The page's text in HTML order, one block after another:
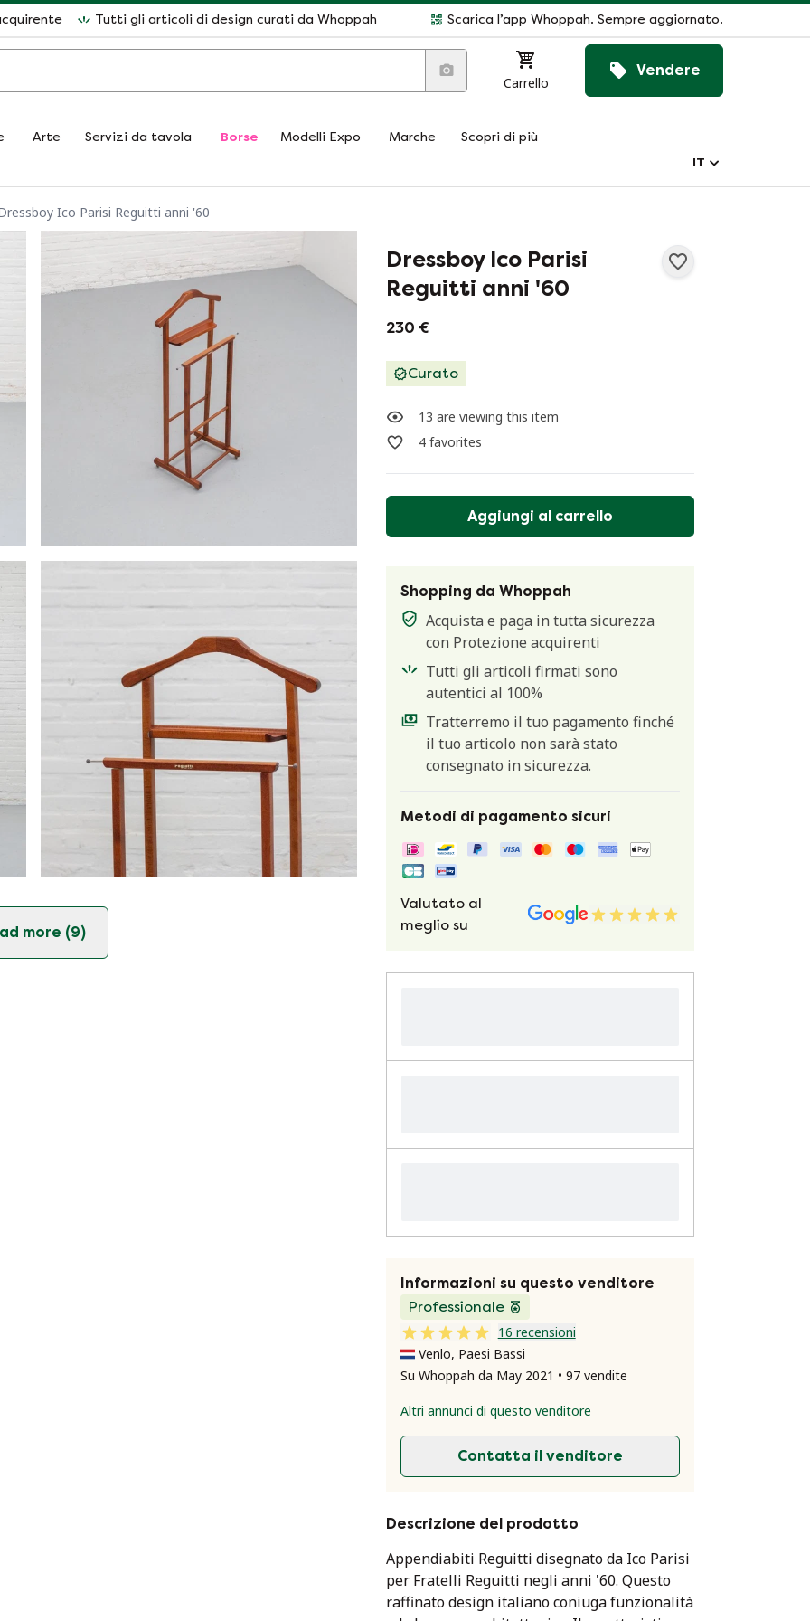
Tutti gli articoli di design curati da Whoppah Scarica l’app Whoppah. Sempre aggiornato.
Carrello
Vendere
Arte Servizi da tavola Borse Modelli Expo Marche
Scopri di più
IT
Ico Parisi Reguitti anni '60
more (9)
Dressboy Ico Parisi
Reguitti anni '60
230 €
Curato
13 are viewing this item
4 favorites
Aggiungi al carrello
Shopping da Whoppah
Acquista e paga in tutta sicurezza
con Protezione acquirenti
Tutti gli articoli firmati sono
autentici al 100%
Tratterremo il tuo pagamento finché
il tuo articolo non sarà stato
consegnato in sicurezza.
Metodi di pagamento sicuri
Valutato al
meglio su
Informazioni su questo venditore
Professionale
16 recensioni
Venlo, Paesi Bassi
Su Whoppah da May 2021 • 97 vendite
Altri annunci di questo venditore
Contatta il venditore
Descrizione del prodotto
Appendiabiti Reguitti disegnato da Ico Parisi
per Fratelli Reguitti negli anni '60. Questo
raffinato design italiano coniuga funzionalità